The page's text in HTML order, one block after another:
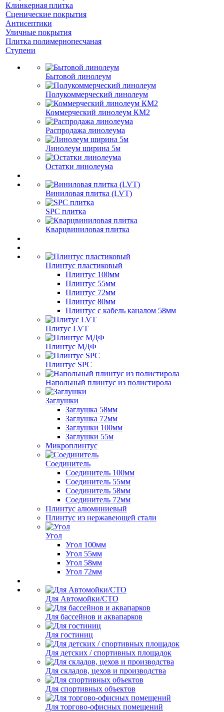
Клинкерная плитка
Сценические покрытия
Антисептики
Уличные покрытия
Плитка полимернопесчаная
Ступени
Бытовой линолеум
Полукоммерческий линолеум
Коммерческий линолеум КМ2
Распродажа линолеума
Линолеум ширина 5м
Остатки линолеума
Виниловая плитка (LVT)
SPC плитка
Кварцвиниловая плитка
Плинтус пластиковый
Плинтус 100мм
Плинтус 55мм
Плинтус 72мм
Плинтус 80мм
Плинтус с кабель каналом 58мм
Плитус LVT
Плинтус МДФ
Плинтус SPC
Напольный плинтус из полистирола
Заглушки
Заглушка 58мм
Заглушка 72мм
Заглушки 100мм
Заглушки 55м
Микроплинтус
Соединитель
Соединитель 100мм
Соединитель 55мм
Соединитель 58мм
Соединитель 72мм
Плинтус алюминиевый
Плинтус из нержавеющей стали
Угол
Угол 100мм
Угол 55мм
Угол 58мм
Угол 72мм
Для Автомойки/СТО
Для бассейнов и аквапарков
Для гостиниц
Для детских / спортивных площадок
Для складов, цехов и производства
Для спортивных объектов
Для торгово-офисных помещений